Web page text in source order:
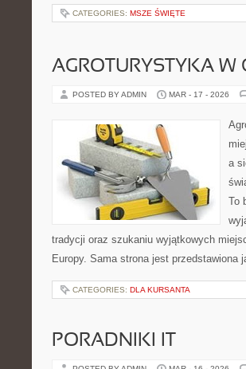
CATEGORIES: MSZE ŚWIĘTE
AGROTURYSTYKA W
POSTED BY ADMIN MAR - 17 - 2026
a
To
tradycji oraz szukaniu wyjątkowych
Europy. Sama strona jest
CATEGORIES: DLA KURSANTA
PORADNIKI IT